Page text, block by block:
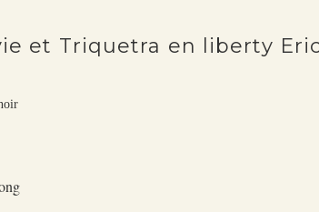
et Triquetra en liberty